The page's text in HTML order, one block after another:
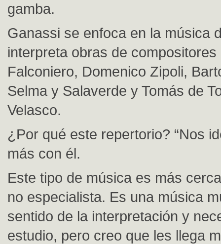
gamba.
Ganassi se enfoca en la música
interpreta obras de compositores
Falconiero, Domenico Zipoli,
Selma y Salaverde y Tomás de
Velasco.
¿Por qué este repertorio? “Nos
más con él.
Este tipo de música es más
no especialista. Es una música
sentido de la interpretación y
estudio, pero creo que les llega